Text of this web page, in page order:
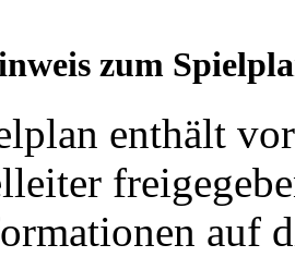
zum
enthält
auf